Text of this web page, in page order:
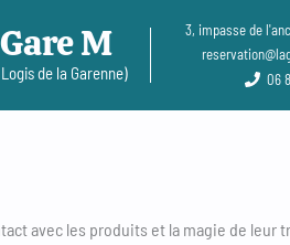
M
de la Garenne)
3, impasse de
06
avec les produits et la magie de leur